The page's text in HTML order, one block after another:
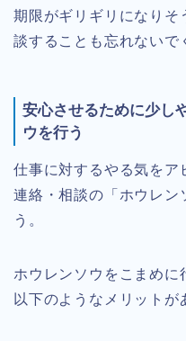
期限がギリギリになりそ
談することも忘れないで
安心させるために少し
ウを行う
仕事に対するやる気をア
連絡・相談の「ホウレン
う。
ホウレンソウをこまめに
以下のようなメリットが